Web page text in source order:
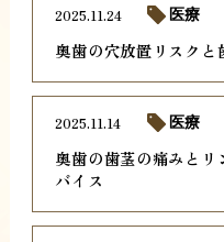
奥歯の穴放置リスクと
2025.11.24 医療
奥歯の歯茎の痛みとリ
バイス
2025.11.14 医療